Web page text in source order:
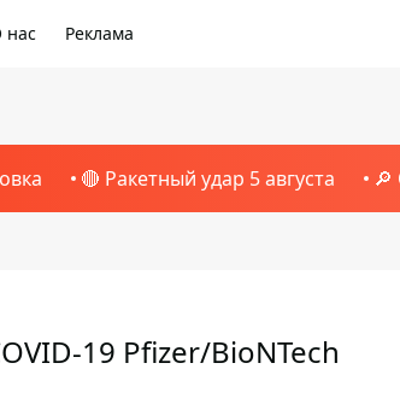
нас Реклама
🔴 Ракетный удар 5 августа
19 Pfizer/BioNTech